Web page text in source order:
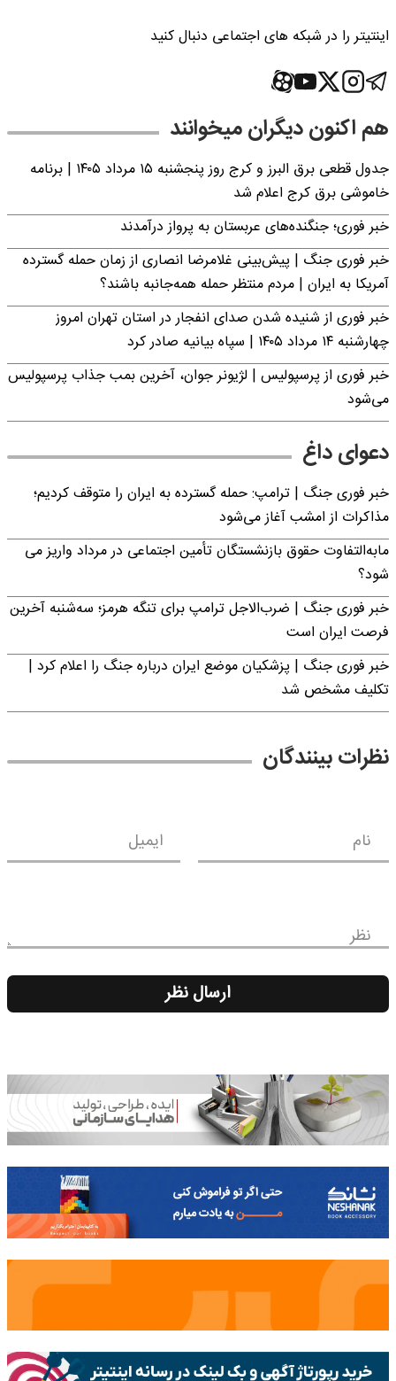
اینتیتر را در شبکه های اجتماعی دنبال کنید
هم اکنون دیگران میخوانند
جدول قطعی برق البرز و کرج روز پنجشنبه ۱۵ مرداد ۱۴۰۵ | برنامه
خاموشی برق کرج اعلام شد
خبر فوری؛ جنگنده‌های عربستان به پرواز درآمدند
خبر فوری جنگ | پیش‌بینی غلامرضا انصاری از زمان حمله گسترده
آمریکا به ایران | مردم منتظر حمله همه‌جانبه باشند؟
خبر فوری از شنیده شدن صدای انفجار در استان تهران امروز
چهارشنبه ۱۴ مرداد ۱۴۰۵ | سپاه بیانیه صادر کرد
خبر فوری از پرسپولیس | لژیونر جوان، آخرین بمب جذاب پرسپولیس
می‌شود
دعوای داغ
خبر فوری جنگ | ترامپ: حمله گسترده به ایران را متوقف کردیم؛
مذاکرات از امشب آغاز می‌شود
مابه‌التفاوت حقوق بازنشستگان تأمین اجتماعی در مرداد واریز می
شود؟
خبر فوری جنگ | ضرب‌الاجل ترامپ برای تنگه هرمز؛ سه‌شنبه آخرین
فرصت ایران است
خبر فوری جنگ | پزشکیان موضع ایران درباره جنگ را اعلام کرد |
تکلیف مشخص شد
نظرات بینندگان
نام ایمیل
نظر
ارسال نظر